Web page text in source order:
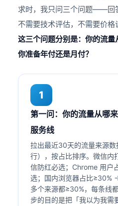
求时，我只问三个问题——回
不需要技术评估，不需要价格
这三个问题分别是：你的流量
你准备年付还是月付？
1
第一问：你的流量从哪
服务线
拉出最近30天的流量来源
行），按占比排序。微信
信防红必选；Chrome 用
选；国内浏览器占比≥30%
多个来源都≥30%，每条线
步的目的是把「我以为我需